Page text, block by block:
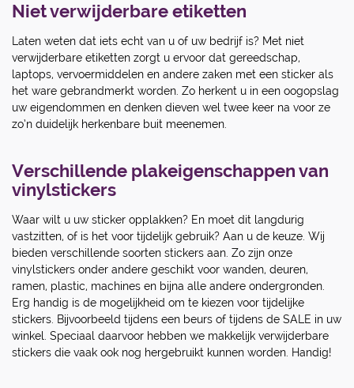
Niet verwijderbare etiketten
Laten weten dat iets echt van u of uw bedrijf is? Met niet
verwijderbare etiketten zorgt u ervoor dat gereedschap,
laptops, vervoermiddelen en andere zaken met een sticker als
het ware gebrandmerkt worden. Zo herkent u in een oogopslag
uw eigendommen en denken dieven wel twee keer na voor ze
zo’n duidelijk herkenbare buit meenemen.
Verschillende plakeigenschappen van
vinylstickers
Waar wilt u uw sticker opplakken? En moet dit langdurig
vastzitten, of is het voor tijdelijk gebruik? Aan u de keuze. Wij
bieden verschillende soorten stickers aan. Zo zijn onze
vinylstickers onder andere geschikt voor wanden, deuren,
ramen, plastic, machines en bijna alle andere ondergronden.
Erg handig is de mogelijkheid om te kiezen voor tijdelijke
stickers. Bijvoorbeeld tijdens een beurs of tijdens de SALE in uw
winkel. Speciaal daarvoor hebben we makkelijk verwijderbare
stickers die vaak ook nog hergebruikt kunnen worden. Handig!